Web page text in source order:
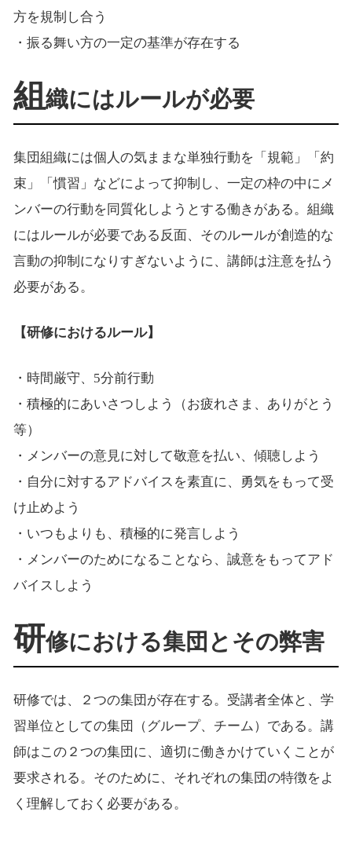
方を規制し合う
・振る舞い方の一定の基準が存在する
組 織にはルールが必要
集団組織には個人の気ままな単独行動を「規範」「約
束」「慣習」などによって抑制し、一定の枠の中にメ
ンバーの行動を同質化しようとする働きがある。組織
にはルールが必要である反面、そのルールが創造的な
言動の抑制になりすぎないように、講師は注意を払う
必要がある。
【研修におけるルール】
・時間厳守、5分前行動
・積極的にあいさつしよう（お疲れさま、ありがとう
等）
・メンバーの意見に対して敬意を払い、傾聴しよう
・自分に対するアドバイスを素直に、勇気をもって受
け止めよう
・いつもよりも、積極的に発言しよう
・メンバーのためになることなら、誠意をもってアド
バイスしよう
研修における集団とその弊害
研修では、２つの集団が存在する。受講者全体と、学
習単位としての集団（グループ、チーム）である。講
師はこの２つの集団に、適切に働きかけていくことが
要求される。そのために、それぞれの集団の特徴をよ
く理解しておく必要がある。